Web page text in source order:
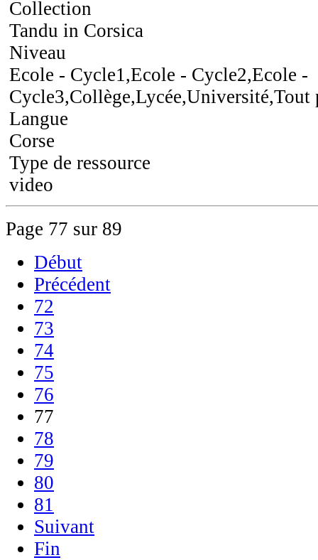
Collection
Tandu in Corsica
Niveau
Ecole - Cycle1,Ecole - Cycle2,Ecole -
Cycle3,Collège,Lycée,Université,Tout
Langue
Corse
Type de ressource
video
Page 77 sur 89
Début
Précédent
72
73
74
75
76
77
78
79
80
81
Suivant
Fin